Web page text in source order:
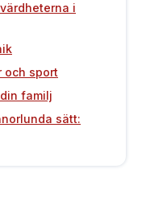
i
och sport
familj
sätt: